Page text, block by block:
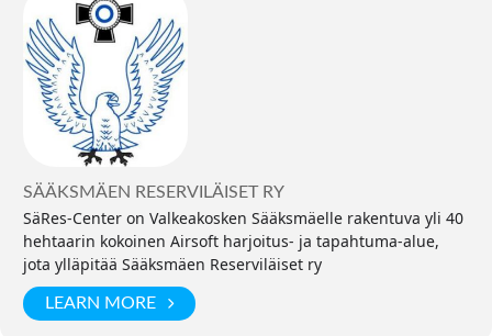
SÄÄKSMÄEN RESERVILÄISET RY
SäRes-Center on Valkeakosken Sääksmäelle rakentuva yli 40
hehtaarin kokoinen Airsoft harjoitus- ja tapahtuma-alue,
jota ylläpitää Sääksmäen Reserviläiset ry
LEARN MORE